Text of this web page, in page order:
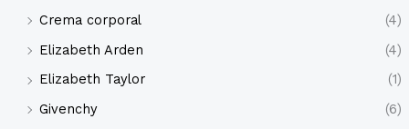
Crema corporal
(4)
Elizabeth Arden
(4)
Elizabeth Taylor
(1)
Givenchy
(6)